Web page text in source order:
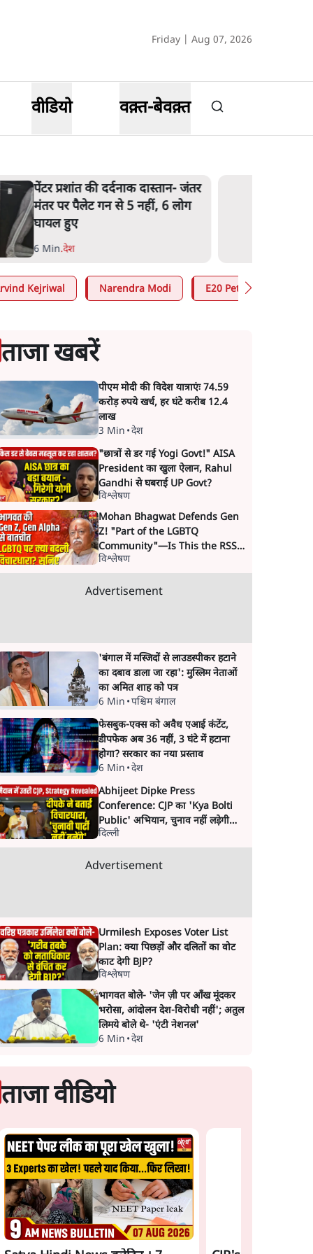
Friday | Aug 07, 2026
वीडियो वक़्त-बेवक़्त
पेंटर प्रशांत की दर्दनाक दास्तान- जंतर
मंतर पर पैलेट गन से 5 नहीं, 6 लोग
घायल हुए
6 Min.देश
Kejriwal Narendra Modi E20 Petrol Controversy
ताजा खबरें
पीएम मोदी की विदेश यात्राएंः 74.59
करोड़ रुपये खर्च, हर घंटे करीब 12.4
लाख
3 Min •देश
"छात्रों से डर गई Yogi Govt!" AISA
President का खुला ऐलान, Rahul
Gandhi से घबराई UP Govt?
विश्लेषण
Mohan Bhagwat Defends Gen
Z! "Part of the LGBTQ
Community"—Is This the RSS's
New Move?
विश्लेषण
Advertisement
'बंगाल में मस्जिदों से लाउडस्पीकर हटाने
का दबाव डाला जा रहा': मुस्लिम नेताओं
का अमित शाह को पत्र
6 Min •पश्चिम बंगाल
फेसबुक-एक्स को अवैध एआई कंटेंट,
डीपफेक अब 36 नहीं, 3 घंटे में हटाना
होगा? सरकार का नया प्रस्ताव
6 Min •देश
Abhijeet Dipke Press
Conference: CJP का 'Kya Bolti
Public' अभियान, चुनाव नहीं लड़ेगी
CJP!
दिल्ली
Advertisement
Urmilesh Exposes Voter List
Plan: क्या पिछड़ों और दलितों का वोट
काट देगी BJP?
विश्लेषण
भागवत बोले- 'जेन ज़ी पर आँख मूंदकर
भरोसा, आंदोलन देश-विरोधी नहीं'; अतुल
लिमये बोले थे- 'एंटी नेशनल'
6 Min •देश
ताजा वीडियो